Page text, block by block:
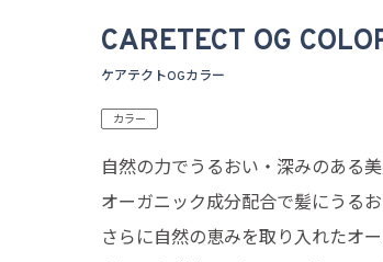
CARETECT OG
ケアテクトOGカラー
カラー
自然の力でうるおい・深みのある美
オーガニック成分配合で髪にうる
さらに自然の恵みを取り入れたオー